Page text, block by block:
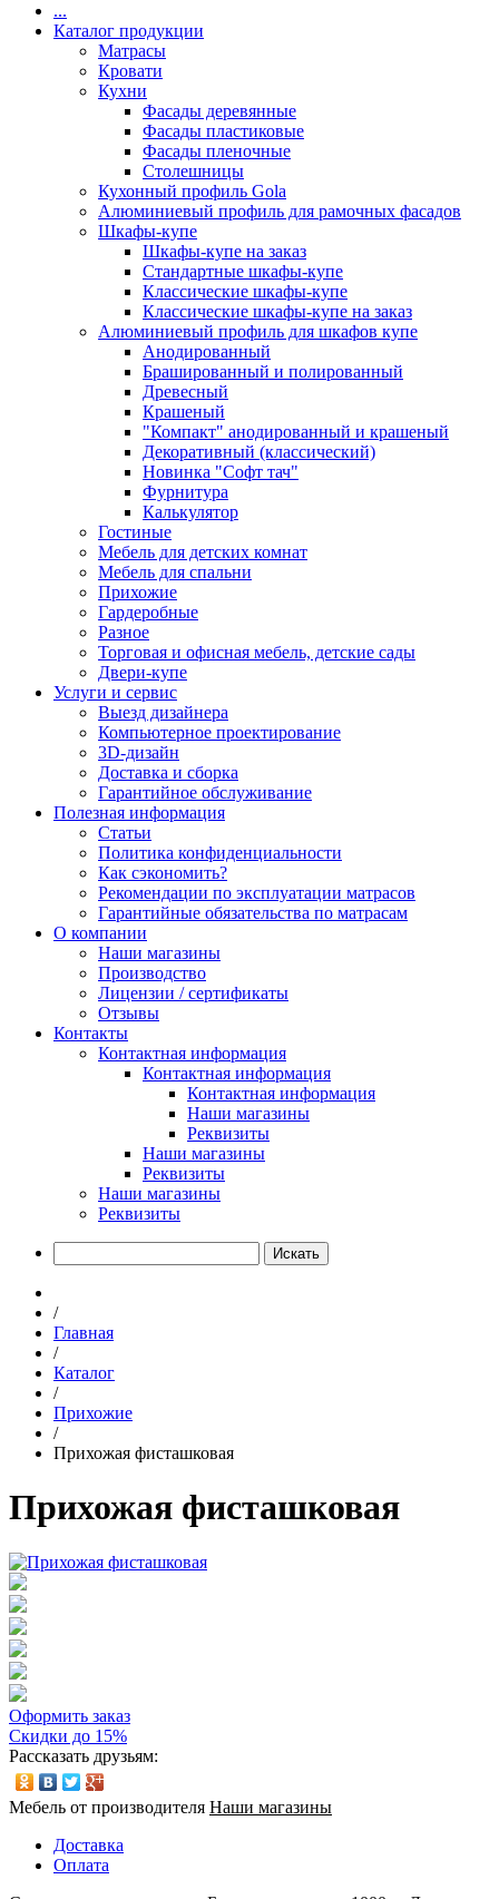
...
Каталог продукции
Матрасы
Кровати
Кухни
Фасады деревянные
Фасады пластиковые
Фасады пленочные
Столешницы
Кухонный профиль Gola
Алюминиевый профиль для рамочных фасадов
Шкафы-купе
Шкафы-купе на заказ
Стандартные шкафы-купе
Классические шкафы-купе
Классические шкафы-купе на заказ
Алюминиевый профиль для шкафов купе
Анодированный
Брашированный и полированный
Древесный
Крашеный
"Компакт" анодированный и крашеный
Декоративный (классический)
Новинка "Софт тач"
Фурнитура
Калькулятор
Гостиные
Мебель для детских комнат
Мебель для спальни
Прихожие
Гардеробные
Разное
Торговая и офисная мебель, детские сады
Двери-купе
Услуги и сервис
Выезд дизайнера
Компьютерное проектирование
3D-дизайн
Доставка и сборка
Гарантийное обслуживание
Полезная информация
Статьи
Политика конфиденциальности
Как сэкономить?
Рекомендации по эксплуатации матрасов
Гарантийные обязательства по матрасам
О компании
Наши магазины
Производство
Лицензии / сертификаты
Отзывы
Контакты
Контактная информация
Контактная информация
Контактная информация
Наши магазины
Реквизиты
Наши магазины
Реквизиты
Наши магазины
Реквизиты
Искать
/
Главная
/
Каталог
/
Прихожие
/
Прихожая фисташковая
Прихожая фисташковая
Оформить заказ
Скидки до 15%
Рассказать друзьям:
Мебель от производителя Наши магазины
Доставка
Оплата